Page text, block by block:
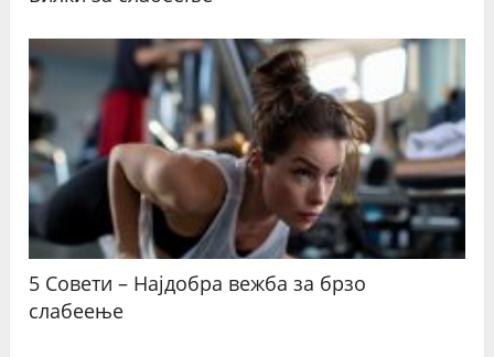
5 Совети – Најдобра вежба за брзо
слабеење